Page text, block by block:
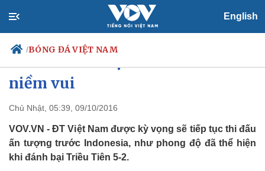
English
/BÓNG ĐÁ VIỆT NAM
Chính trị
Đảng
Tổ chức nhân sự
Quốc hội
Nhận diện sự thật
Tin 24h
Dự báo thời tiết
niềm vui
Chủ Nhật, 05:39, 09/10/2016
VOV.VN - ĐT Việt Nam được kỳ vọng sẽ tiếp tục thi đấu
ấn tượng trước Indonesia, như phong độ đã thể hiện
khi đánh bại Triều Tiên 5-2.